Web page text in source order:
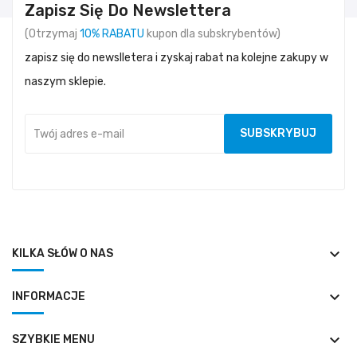
Zapisz Się Do Newslettera
(Otrzymaj 10% RABATU kupon dla subskrybentów)
zapisz się do newslletera i zyskaj rabat na kolejne zakupy w
naszym sklepie.
KILKA SŁÓW O NAS keyboard_arrow_down
INFORMACJE keyboard_arrow_down
SZYBKIE MENU